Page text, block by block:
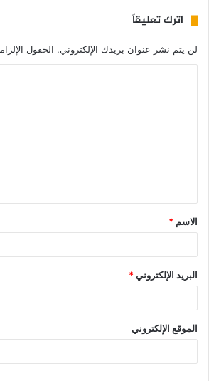
اترك تعليقاً
لن يتم نشر عنوان بريدك الإلكتروني. الحقول
الاسم *
البريد الإلكتروني*
الموقع الإلكتروني